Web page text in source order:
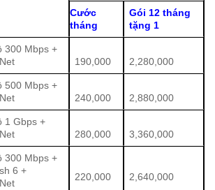
Cước
tháng
Gói 12 tháng
tặng 1
300 Mbps +
190,000 2,280,000
500 Mbps +
240,000 2,880,000
1 Gbps +
280,000 3,360,000
300 Mbps +
6 +
220,000 2,640,000